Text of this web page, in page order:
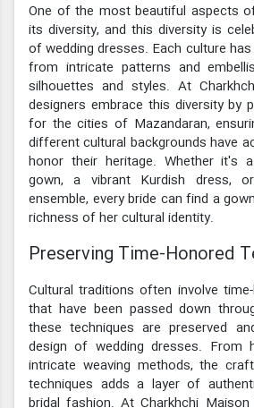
One of the most beautiful aspects
its diversity, and this diversity is
of wedding dresses. Each culture
from intricate patterns and
silhouettes and styles. At
designers embrace this diversity by
for the cities of Mazandaran,
different cultural backgrounds have
honor their heritage. Whether it's
gown, a vibrant Kurdish dress,
ensemble, every bride can find a
richness of her cultural identity.
Preserving Time-Honored
Cultural traditions often involve
that have been passed down
these techniques are preserved
design of wedding dresses. From
intricate weaving methods, the
techniques adds a layer of
bridal fashion. At Charkhchi